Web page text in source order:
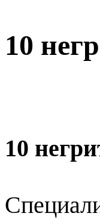
10
10